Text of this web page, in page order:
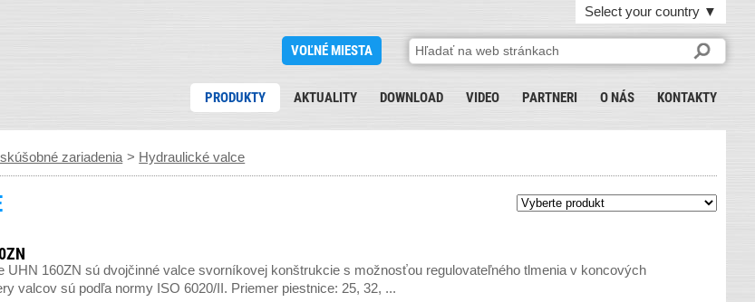
Select your country ▼
VOĽNÉ MIESTA
PRODUKTY AKTUALITY DOWNLOAD VIDEO PARTNERI O NÁS KONTAKTY
zariadenia > Hydraulické valce
UHN 160ZN sú dvojčinné valce svorníkovej konštrukcie s možnosťou regulovateľného tlmenia v koncových
valcov sú podľa normy ISO 6020/II. Priemer piestnice: 25, 32, ...